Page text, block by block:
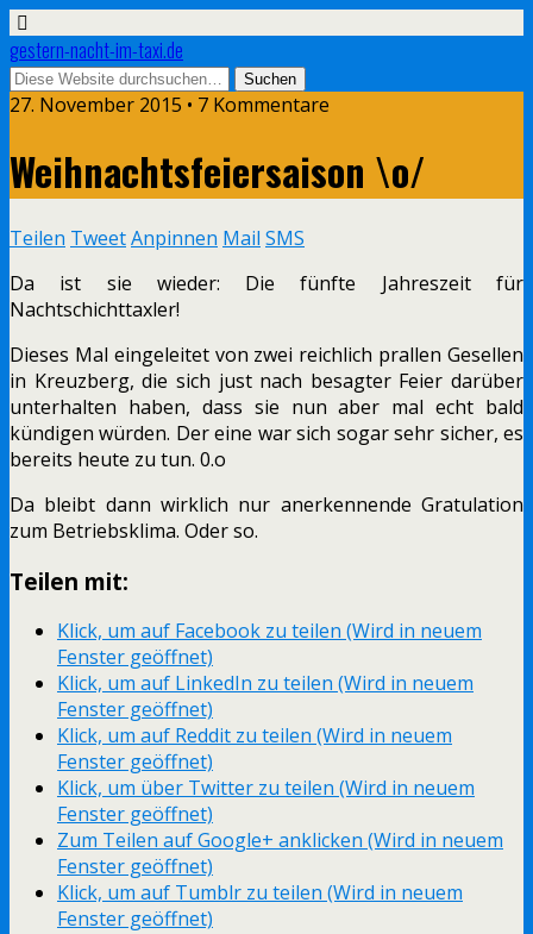
gestern-nacht-im-taxi.de
27. November 2015 • 7 Kommentare
Weihnachtsfeiersaison \o/
Teilen TweetAnpinnen Mail SMS
Da ist sie wieder: Die fünfte Jahreszeit für
Nachtschichttaxler!
Dieses Mal eingeleitet von zwei reichlich prallen Gesellen
in Kreuzberg, die sich just nach besagter Feier darüber
unterhalten haben, dass sie nun aber mal echt bald
kündigen würden. Der eine war sich sogar sehr sicher, es
bereits heute zu tun. 0.o
Da bleibt dann wirklich nur anerkennende Gratulation
zum Betriebsklima. Oder so.
Teilen mit:
Klick, um auf Facebook zu teilen (Wird in neuem
Fenster geöffnet)
Klick, um auf LinkedIn zu teilen (Wird in neuem
Fenster geöffnet)
Klick, um auf Reddit zu teilen (Wird in neuem
Fenster geöffnet)
Klick, um über Twitter zu teilen (Wird in neuem
Fenster geöffnet)
Zum Teilen auf Google+ anklicken (Wird in neuem
Fenster geöffnet)
Klick, um auf Tumblr zu teilen (Wird in neuem
Fenster geöffnet)